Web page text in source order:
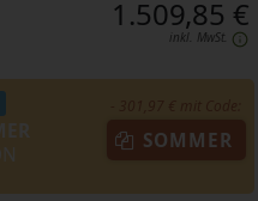
1.509,85 €
inkl. MwSt.
SOMMER